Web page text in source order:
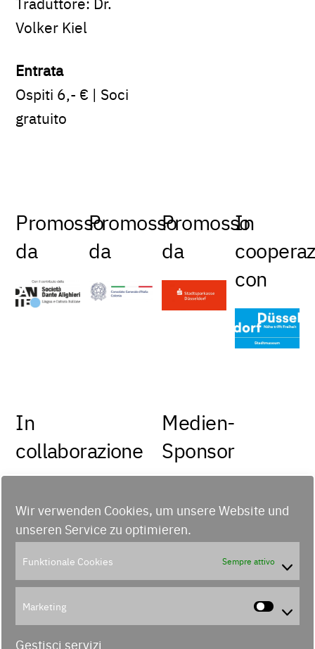
Wir verwenden Cookies, um unsere Website und
unseren Service zu optimieren.
Funktionale Cookies Sempre attivo
Marketing
Gestisci servizi
Volker Kiel
Entrata
Ospiti 6,- € | Soci
gratuito
Promosso
da
Promosso
da
Promosso
da
In
con
In
collaborazione
con
Medien-
Sponsor